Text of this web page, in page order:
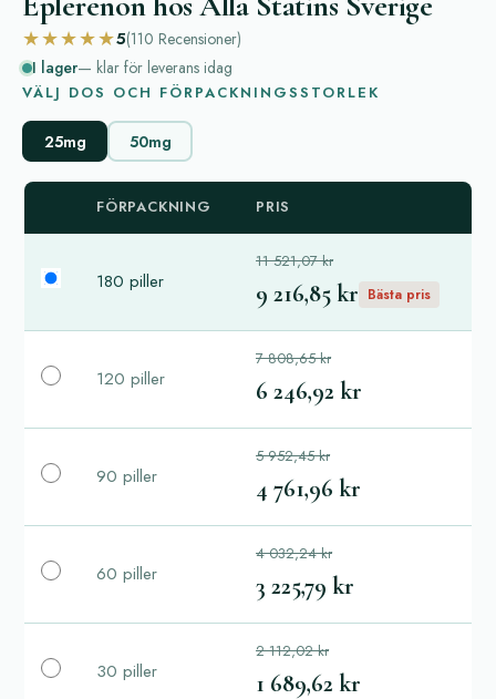
★★★★★5(110 Recensioner)
I lager— klar för leverans idag
VÄLJ DOS OCH FÖRPACKNINGSSTORLEK
25mg 50mg
FÖRPACKNING PRIS
180 piller
11 521,07 kr
9 216,85 kr Bästa pris
120 piller
7 808,65 kr
6 246,92 kr
90 piller
5 952,45 kr
4 761,96 kr
60 piller
4 032,24 kr
3 225,79 kr
30 piller
2 112,02 kr
1 689,62 kr